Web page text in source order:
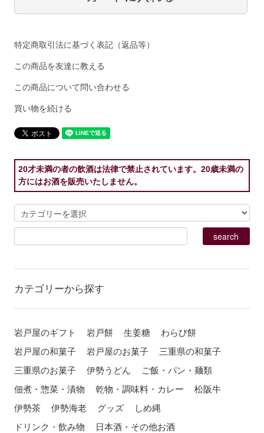
特定商取引法に基づく表記（返品等）
この商品を友達に教える
この商品について問い合わせる
買い物を続ける
20才未満の者の飲酒は法律で禁止されています。20歳未満の
方にはお酒を販売いたしません。
カテゴリーから探す
岩戸屋のギフト 岩戸餅 生姜糖
わらび餅
岩戸屋の和菓子
岩戸屋のお菓子
三重県の和菓子
三重県のお菓子
伊勢うどん
ご飯・パン・麺類
佃煮・惣菜・漬物
乾物・調味料・カレー
松阪牛
伊勢茶
伊勢海老 グッズ
しめ縄
ドリンク・飲み物
日本酒・その他お酒